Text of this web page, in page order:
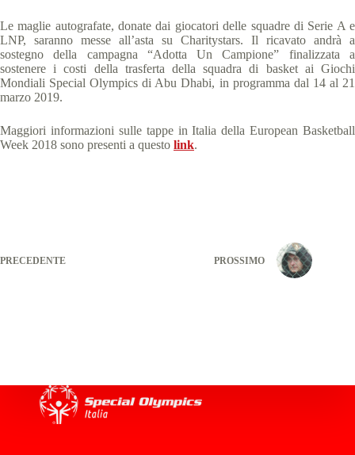
Le maglie autografate, donate dai giocatori delle squadre di Serie A e
LNP, saranno messe all’asta su Charitystars. Il ricavato andrà a
sostegno della campagna “Adotta Un Campione” finalizzata a
sostenere i costi della trasferta della squadra di basket ai Giochi
Mondiali Special Olympics di Abu Dhabi, in programma dal 14 al 21
marzo 2019.
Maggiori informazioni sulle tappe in Italia della European Basketball
Week 2018 sono presenti a questo link.
PRECEDENTE PROSSIMO